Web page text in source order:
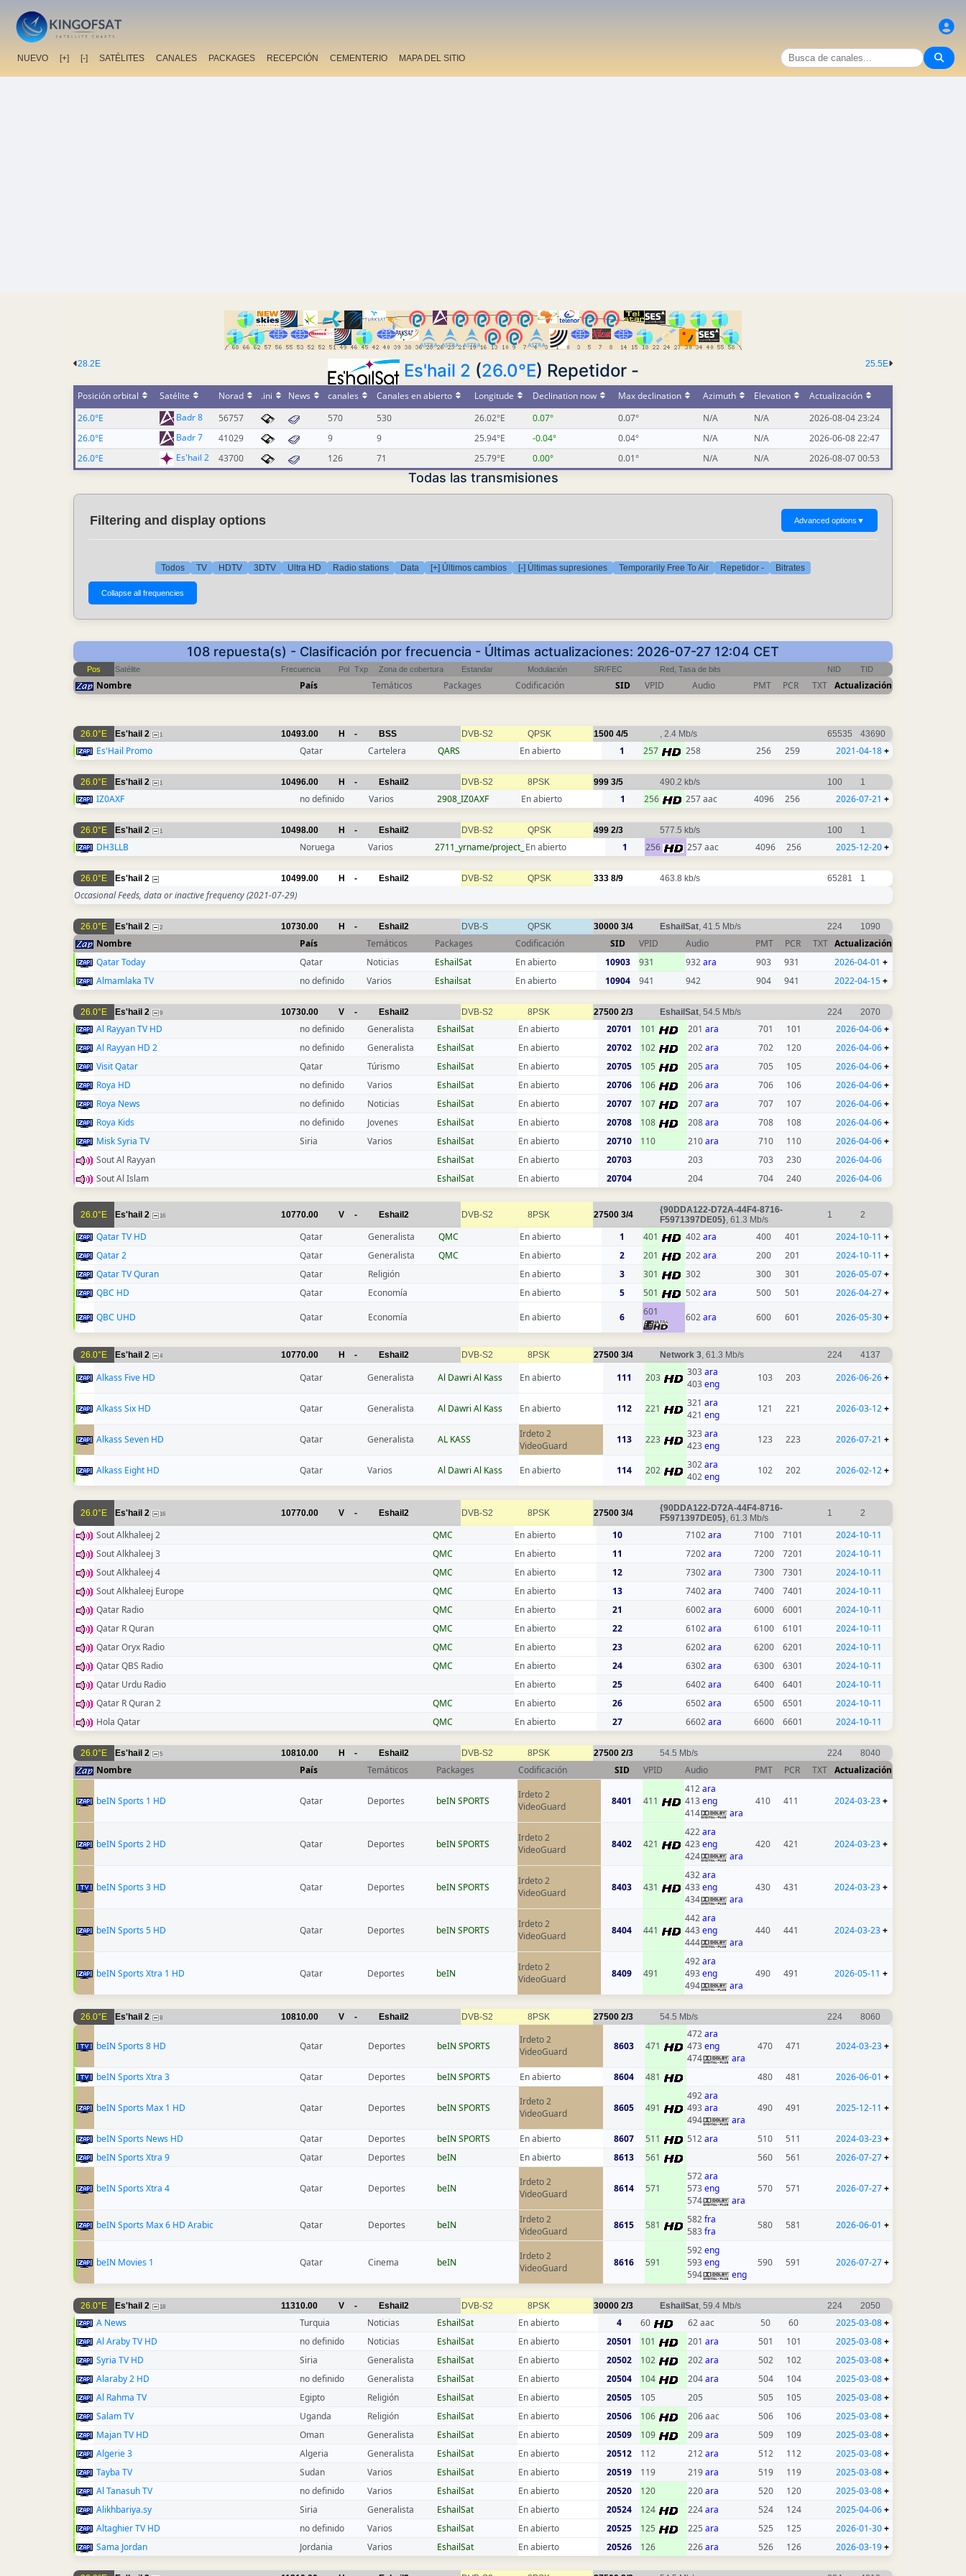
NUEVO [+] [-] SATÉLITES CANALES PACKAGES RECEPCIÓN CEMENTERIO MAPA DEL SITIO
25.5E
28.2E Es'hail 2 (26.0°E) Repetidor -
Posición orbital Satélite Norad .ini News canales Canales en abierto Longitude Declination now Max declination Azimuth Elevation
Actualización
26.0°E
Badr 8 56757 570 530 26.02°E 0.07° 0.07° N/A N/A
2026-08-04 23:24
26.0°E
Badr 7 41029 9 9 25.94°E -0.04° 0.04° N/A N/A
2026-06-08 22:47
26.0°E
Es'hail 2 43700 126 71 25.79°E 0.00° 0.01° N/A N/A 2026-08-07 00:53
Todas las transmisiones
Filtering and display options Advanced options ▼
Todos TV HDTV 3DTV Ultra HD Radio stations Data [+] Últimos cambios [-] Últimas supresiones Temporarily Free To Air Repetidor - Bitrates
108 repuesta(s) - Clasificación por frecuencia - Últimas actualizaciones: 2026-07-27 12:04 CET
Pos Satélite Frecuencia Pol Txp Zona de cobertura Estandar Modulación SR/FEC Red, Tasa de bits NID TID
Nombre País Temáticos Packages Codificación SID VPID Audio PMT PCR TXT Actualización
26.0°E Es'hail 2 1 10493.00 H - BSS DVB-S2 QPSK 1500 4/5 , 2.4 Mb/s 65535 43690
Es'Hail Promo Qatar Cartelera QARS En abierto 1 257 258 256 259 2021-04-18+
26.0°E Es'hail 2 1 10496.00 H - Eshail2 DVB-S2 8PSK 999 3/5 490.2 kb/s 100 1
IZ0AXF no definido Varios 2908_IZ0AXF En abierto 1 256 257 aac 4096 256 2026-07-21 +
26.0°E Es'hail 2 1 10498.00 H - Eshail2 DVB-S2 QPSK 499 2/3 577.5 kb/s 100 1
DH3LLB Noruega Varios 2711_yrname/project_ En abierto 1 256 257 aac 4096 256 2025-12-20+
26.0°E Es'hail 2 10499.00 H - Eshail2 DVB-S2 QPSK 333 8/9 463.8 kb/s 65281 1
Occasional Feeds, data or inactive frequency(2021-07-29)
26.0°E Es'hail 2 2 10730.00 H - Eshail2 DVB-S QPSK 30000 3/4 EshailSat, 41.5 Mb/s 224 1090
Nombre País Temáticos Packages Codificación SID VPID Audio PMT PCR TXT Actualización
Qatar Today
Qatar Noticias EshailSat En abierto 10903 931 932ara 903 931 2026-04-01 +
Almamlaka TV
no definido Varios Eshailsat En abierto 10904 941 942 904 941 2022-04-15+
26.0°E Es'hail 2 9 10730.00 V - Eshail2 DVB-S2 8PSK 27500 2/3 EshailSat, 54.5 Mb/s 224 2070
Al Rayyan TV HD no definido Generalista EshailSat En abierto 20701 101 201 ara 701 101 2026-04-06+
Al Rayyan HD 2
no definido Generalista EshailSat En abierto 20702 102 202ara 702 120 2026-04-06+
Visit Qatar
Qatar Túrismo EshailSat En abierto 20705 105 205 ara 705 105 2026-04-06+
Roya HD
no definido Varios EshailSat En abierto 20706 106 206ara 706 106 2026-04-06+
Roya News
no definido Noticias EshailSat En abierto 20707 107 207ara 707 107 2026-04-06+
Roya Kids
no definido Jovenes EshailSat En abierto 20708 108 208ara 708 108 2026-04-06+
Misk Syria TV
Siria Varios EshailSat En abierto 20710 110 210ara 710 110 2026-04-06+
Sout Al Rayyan
EshailSat En abierto 20703 203 703 230
2026-04-06
Sout Al Islam
EshailSat En abierto 20704 204 704 240 2026-04-06
26.0°E Es'hail 2 16 10770.00 V - Eshail2 DVB-S2 8PSK 27500 3/4
{90DDA122-D72A-44F4-8716-
F5971397DE05}, 61.3 Mb/s 1 2
Qatar TV HD Qatar Generalista QMC En abierto 1 401 402ara 400 401 2024-10-11 +
Qatar 2
Qatar Generalista QMC En abierto 2 201 202ara 200 201 2024-10-11 +
Qatar TV Quran
Qatar Religión En abierto 3 301 302 300 301 2026-05-07+
QBC HD
Qatar Economía En abierto 5 501 502ara 500 501 2026-04-27+
QBC UHD
Qatar Economía En abierto 6 601 602ara 600 601 2026-05-30+
26.0°E Es'hail 2 4 10770.00 H - Eshail2 DVB-S2 8PSK 27500 3/4 Network 3, 61.3 Mb/s 224 4137
Alkass Five HD Qatar Generalista Al Dawri Al Kass En abierto 111 203 303ara
403eng
103 203 2026-06-26+
Alkass Six HD Qatar Generalista Al Dawri Al Kass En abierto 112 221 321 ara
421 eng
121 221 2026-03-12+
Alkass Seven HD Qatar Generalista AL KASS
Irdeto 2
VideoGuard
113 223 323ara
423eng
123 223 2026-07-21 +
Alkass Eight HD Qatar Varios Al Dawri Al Kass En abierto 114 202 302ara
402eng
102 202 2026-02-12+
26.0°E Es'hail 2 16 10770.00 V - Eshail2 DVB-S2 8PSK 27500 3/4
{90DDA122-D72A-44F4-8716-
F5971397DE05}, 61.3 Mb/s 1 2
Sout Alkhaleej 2 QMC En abierto 10 7102ara 7100 7101
2024-10-11
Sout Alkhaleej 3
QMC En abierto 11 7202ara 7200 7201
2024-10-11
Sout Alkhaleej 4
QMC En abierto 12 7302ara 7300 7301
2024-10-11
Sout Alkhaleej Europe
QMC En abierto 13 7402ara 7400 7401
2024-10-11
Qatar Radio
QMC En abierto 21 6002ara 6000 6001
2024-10-11
Qatar R Quran
QMC En abierto 22 6102ara 6100 6101
2024-10-11
Qatar Oryx Radio
QMC En abierto 23 6202ara 6200 6201
2024-10-11
Qatar QBS Radio
QMC En abierto 24 6302ara 6300 6301
2024-10-11
Qatar Urdu Radio
En abierto 25 6402ara 6400 6401
2024-10-11
Qatar R Quran 2
QMC En abierto 26 6502ara 6500 6501
2024-10-11
Hola Qatar
QMC En abierto 27 6602ara 6600 6601 2024-10-11
26.0°E Es'hail 2 5 10810.00 H - Eshail2 DVB-S2 8PSK 27500 2/3 54.5 Mb/s 224 8040
Nombre País Temáticos Packages Codificación SID VPID Audio PMT PCR TXT Actualización
beIN Sports 1 HD Qatar Deportes beIN SPORTS
Irdeto 2
VideoGuard
8401 411
412ara
413eng
414
ara
410 411 2024-03-23+
beIN Sports 2 HD Qatar Deportes beIN SPORTS
Irdeto 2
VideoGuard
8402 421
422ara
423eng
424
ara
420 421 2024-03-23+
beIN Sports 3 HD Qatar Deportes beIN SPORTS
Irdeto 2
VideoGuard
8403 431
432ara
433eng
434
ara
430 431 2024-03-23+
beIN Sports 5 HD Qatar Deportes beIN SPORTS
Irdeto 2
VideoGuard
8404 441
442ara
443eng
444
ara
440 441 2024-03-23+
beIN Sports Xtra 1 HD Qatar Deportes beIN
Irdeto 2
VideoGuard
8409 491
492ara
493eng
494
ara
490 491 2026-05-11 +
26.0°E Es'hail 2 8 10810.00 V - Eshail2 DVB-S2 8PSK 27500 2/3 54.5 Mb/s 224 8060
beIN Sports 8 HD Qatar Deportes beIN SPORTS
Irdeto 2
VideoGuard
8603 471
472ara
473eng
474
ara
470 471 2024-03-23+
beIN Sports Xtra 3 Qatar Deportes beIN SPORTS En abierto 8604 481 480 481 2026-06-01 +
beIN Sports Max 1 HD Qatar Deportes beIN SPORTS
Irdeto 2
VideoGuard
8605 491
492ara
493ara
494
ara
490 491 2025-12-11 +
beIN Sports News HD Qatar Deportes beIN SPORTS En abierto 8607 511 512ara 510 511 2024-03-23+
beIN Sports Xtra 9
Qatar Deportes beIN En abierto 8613 561 560 561 2026-07-27+
beIN Sports Xtra 4 Qatar Deportes beIN
Irdeto 2
VideoGuard
8614 571
572ara
573eng
574
ara
570 571 2026-07-27+
beIN Sports Max 6 HD Arabic Qatar Deportes beIN
Irdeto 2
VideoGuard
8615 581 582fra
583fra
580 581 2026-06-01 +
beIN Movies 1 Qatar Cinema beIN
Irdeto 2
VideoGuard
8616 591
592eng
593eng
594
eng
590 591 2026-07-27+
26.0°E Es'hail 2 18 11310.00 V - Eshail2 DVB-S2 8PSK 30000 2/3 EshailSat, 59.4 Mb/s 224 2050
A News Turquia Noticias EshailSat En abierto 4 60 62 aac 50 60 2025-03-08+
Al Araby TV HD
no definido Noticias EshailSat En abierto 20501 101 201 ara 501 101 2025-03-08+
Syria TV HD
Siria Generalista EshailSat En abierto 20502 102 202ara 502 102 2025-03-08+
Alaraby 2 HD
no definido Generalista EshailSat En abierto 20504 104 204ara 504 104 2025-03-08+
Al Rahma TV
Egipto Religión EshailSat En abierto 20505 105 205 505 105 2025-03-08+
Salam TV
Uganda Religión EshailSat En abierto 20506 106 206 aac 506 106 2025-03-08+
Majan TV HD
Oman Generalista EshailSat En abierto 20509 109 209ara 509 109 2025-03-08+
Algerie 3
Algeria Generalista EshailSat En abierto 20512 112 212ara 512 112 2025-03-08+
Tayba TV
Sudan Varios EshailSat En abierto 20519 119 219ara 519 119 2025-03-08+
Al Tanasuh TV
no definido Varios EshailSat En abierto 20520 120 220ara 520 120 2025-03-08+
Alikhbariya.sy
Siria Generalista EshailSat En abierto 20524 124 224ara 524 124 2025-04-06+
Altaghier TV HD
no definido Varios EshailSat En abierto 20525 125 225 ara 525 125 2026-01-30+
Sama Jordan
Jordania Varios EshailSat En abierto 20526 126 226ara 526 126 2026-03-19+